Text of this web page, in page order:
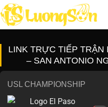
LINK TRỰC TIẾP TRẬN
– SAN ANTONIO
USL CHAMPIONSHIP